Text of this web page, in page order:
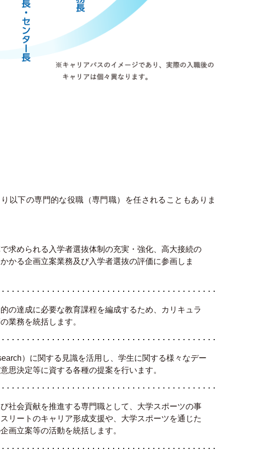
以下の専門的な役職（専門職）を任されることもありま
求められる入学者選抜体制の充実・強化、高大接続の
かる企画立案業務及び入学者選抜の評価に参画しま
の達成に必要な教育課程を編成するため、カリキュラ
業務を統括します。
）に関する見識を活用し、学生に関する様々なデー
思決定等に資する各種の提案を行います。
社会貢献を推進する専門職として、大学スポーツの事
リートのキャリア形成支援や、大学スポーツを通じた
画立案等の活動を統括します。